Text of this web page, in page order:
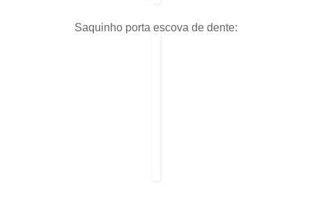
Saquinho porta escova de dente: